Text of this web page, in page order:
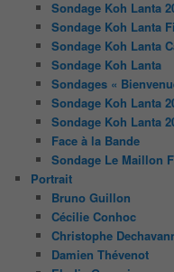
Sondage Koh Lanta
Sondage Koh Lanta
Sondage Koh Lanta
Sondage Koh Lanta
Sondages «
Sondage Koh Lanta
Sondage Koh Lanta
Face à la Bande
Sondage Le Maillon
Portrait
Bruno Guillon
Cécilie Conhoc
Christophe
Damien Thévenot